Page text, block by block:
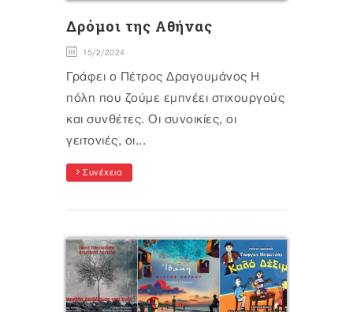
Δρόμοι της Αθήνας
15/2/2024
Γράφει ο Πέτρος Δραγουμάνος Η
πόλη που ζούμε εμπνέει στιχουργούς
και συνθέτες. Οι συνοικίες, οι
γειτονιές, οι...
Συνέχεια